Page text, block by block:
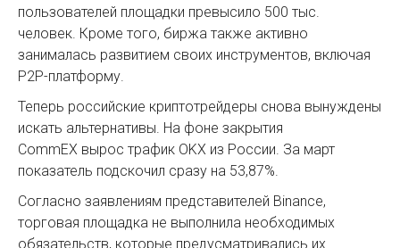
пользователей площадки превысило 500 тыс.
человек. Кроме того, биржа также активно
занималась развитием своих инструментов, включая
P2P-платформу.
Теперь российские криптотрейдеры снова вынуждены
искать альтернативы. На фоне закрытия
CommEX вырос трафик OKX из России. За март
показатель подскочил сразу на 53,87%.
Согласно заявлениям представителей Binance,
торговая площадка не выполнила необходимых
обязательств, которые предусматривались их